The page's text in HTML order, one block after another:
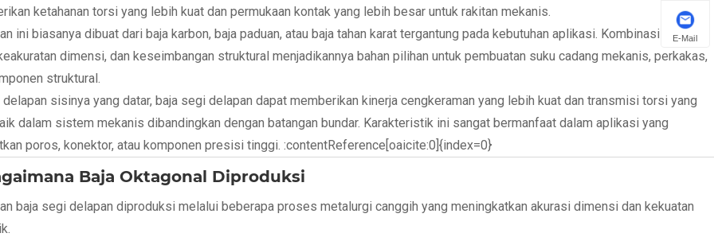
ketahanan torsi yang lebih kuat dan permukaan kontak yang lebih besar untuk rakitan mekanis.
ini biasanya dibuat dari baja karbon, baja paduan, atau baja tahan karat tergantung pada kebutuhan aplikasi. Kombinasi daya
dimensi, dan keseimbangan struktural menjadikannya bahan pilihan untuk pembuatan suku cadang mekanis, perkakas,
struktural.
delapan sisinya yang datar, baja segi delapan dapat memberikan kinerja cengkeraman yang lebih kuat dan transmisi torsi yang
dalam sistem mekanis dibandingkan dengan batangan bundar. Karakteristik ini sangat bermanfaat dalam aplikasi yang
poros, konektor, atau komponen presisi tinggi. :contentReference[oaicite:0]{index=0}
Baja Oktagonal Diproduksi
baja segi delapan diproduksi melalui beberapa proses metalurgi canggih yang meningkatkan akurasi dimensi dan kekuatan
E-Mail